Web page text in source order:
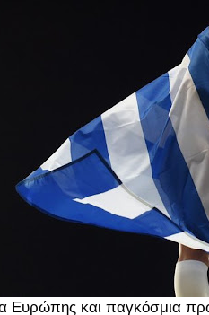
Ευρώπης και παγκόσμια